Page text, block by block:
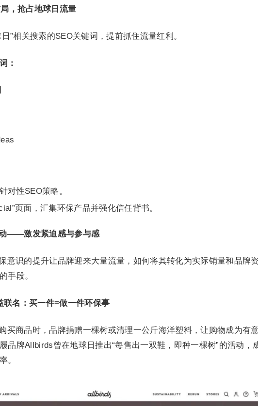
，抢占地球日流量
”相关搜索的SEO关键词，提前抓住流量红利。
：
对性SEO策略。
页面，汇集环保产品并强化信任背书。
——激发紧迫感与参与感
意识的提升让品牌迎来大量流量，如何将其转化为实际销量和品牌
手段。
名：买一件=做一件环保事
买商品时，品牌捐赠一棵树或清理一公斤海洋塑料，让购物成为有
品牌Allbirds曾在地球日推出“每售出一双鞋，即种一棵树”的活动，
。